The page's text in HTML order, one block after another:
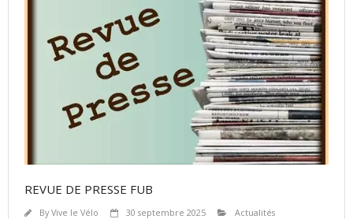
REVUE DE PRESSE FUB
ByVive le Vélo 30 septembre 2025 Actualités